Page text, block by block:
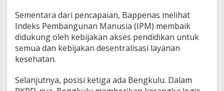
Sementara dari pencapaian, Bappenas melihat
Indeks Pembangunan Manusia (IPM) membaik
didukung oleh kebijakan akses pendidikan untuk
semua dan kebijakan desentralisasi layanan
kesehatan.
Selanjutnya, posisi ketiga ada Bengkulu. Dalam